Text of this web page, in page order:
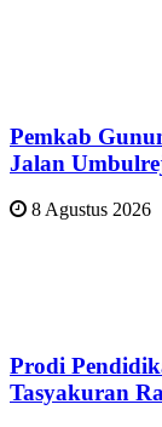
Pemkab
Jalan
8 Agustus 2026
Prodi
Tasyakuran